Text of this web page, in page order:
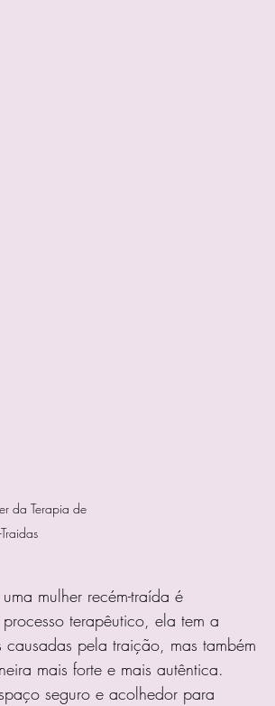
da Terapia de
mulher recém-traída é
terapêutico, ela tem a
pela traição, mas também
mais forte e mais autêntica.
seguro e acolhedor para